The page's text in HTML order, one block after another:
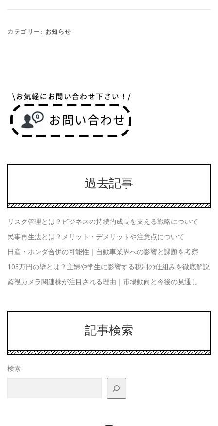
カテゴリー: お知らせ
過去記事
リスク管理とは？ビジネスの持続的成長を支える戦略について
民事再生法とは？メリット・デメリットや注意点について
日産・ホンダ合併の可能性｜自動車業界への影響と課題を考察
103万円の壁とは？主婦や学生に影響する税制の仕組みを徹底解説
監視カメラ関連株が注目される理由｜市場動向と今後の見通し
記事検索
検索